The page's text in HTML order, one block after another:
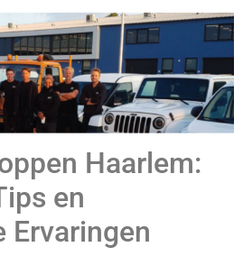
Haarlem:
en
Ervaringen